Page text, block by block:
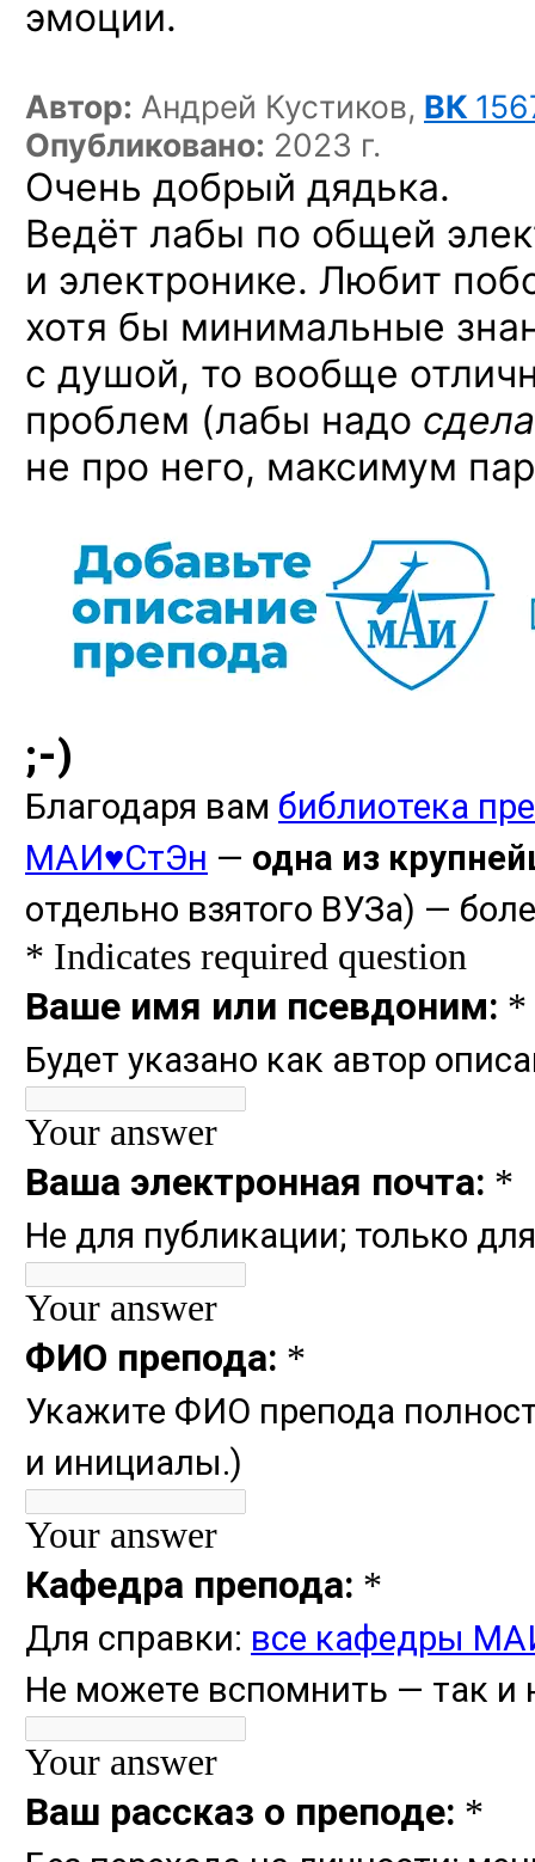
эмоции.
Автор: Андрей Кустиков, ВК
Опубликовано: 2023 г.
Очень добрый дядька.
Ведёт лабы по общей
и электронике. Любит
хотя бы минимальные
с душой, то вообще
проблем (лабы надо
не про него, максимум